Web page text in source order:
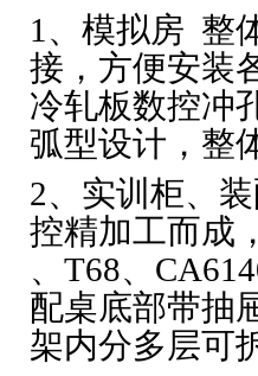
1、模拟房 整
接，方便安装
冷轧板数控冲
弧型设计，整
2、实训柜、
控精加工而成
、T68、
配桌底部带抽
架内分多层可